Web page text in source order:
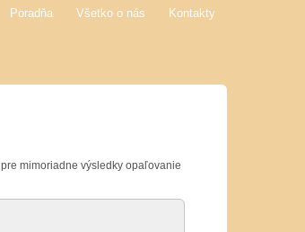
Kontakty
Všetko o nás
Poradňa
pre mimoriadne výsledky opaľovanie